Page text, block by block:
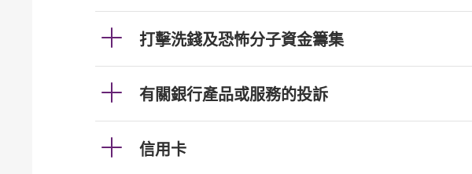
打擊洗錢及恐怖分子資金籌集
有關銀行產品或服務的投訴
信用卡